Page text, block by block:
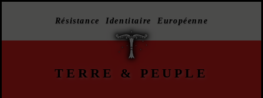
Résistance Identitaire Européenne
TERRE & PEUPLE